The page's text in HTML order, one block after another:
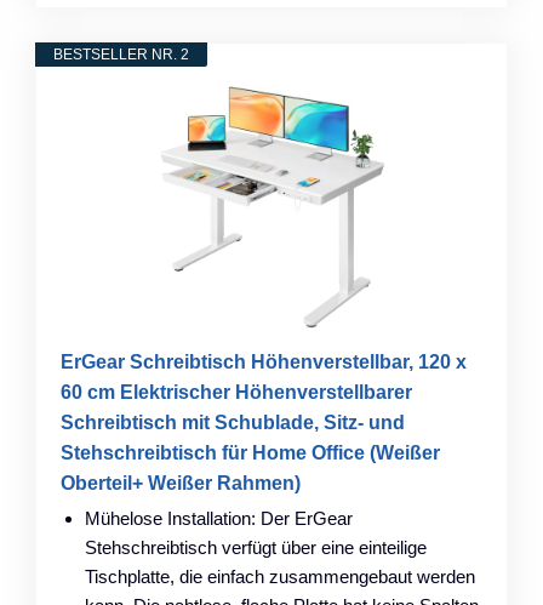
BESTSELLER NR. 2
ErGear Schreibtisch Höhenverstellbar, 120 x
60 cm Elektrischer Höhenverstellbarer
Schreibtisch mit Schublade, Sitz- und
Stehschreibtisch für Home Office (Weißer
Oberteil+ Weißer Rahmen)
Mühelose Installation: Der ErGear
Stehschreibtisch verfügt über eine einteilige
Tischplatte, die einfach zusammengebaut werden